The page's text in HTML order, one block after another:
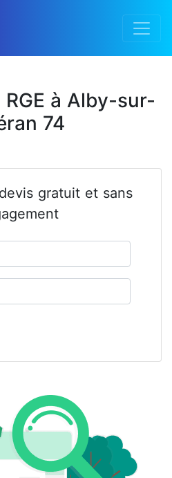
à Alby-sur-
74
gratuit et sans